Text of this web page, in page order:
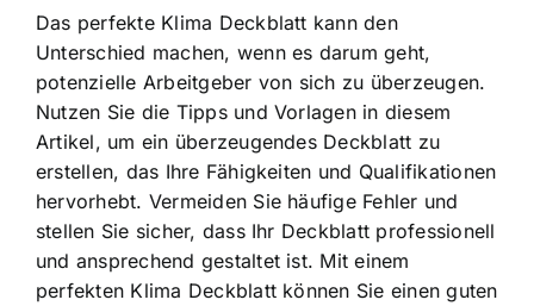
Das perfekte Klima Deckblatt kann den
Unterschied machen, wenn es darum geht,
potenzielle Arbeitgeber von sich zu überzeugen.
Nutzen Sie die Tipps und Vorlagen in diesem
Artikel, um ein überzeugendes Deckblatt zu
erstellen, das Ihre Fähigkeiten und Qualifikationen
hervorhebt. Vermeiden Sie häufige Fehler und
stellen Sie sicher, dass Ihr Deckblatt professionell
und ansprechend gestaltet ist. Mit einem
perfekten Klima Deckblatt können Sie einen guten